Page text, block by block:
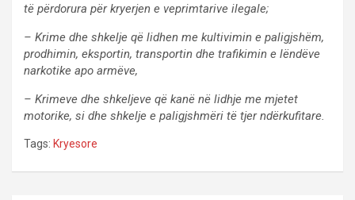
të përdorura për kryerjen e veprimtarive ilegale;
– Krime dhe shkelje që lidhen me kultivimin e paligjshëm,
prodhimin, eksportin, transportin dhe trafikimin e lëndëve
narkotike apo armëve,
– Krimeve dhe shkeljeve që kanë në lidhje me mjetet
motorike, si dhe shkelje e paligjshmëri të tjer ndërkufitare.
Tags: Kryesore